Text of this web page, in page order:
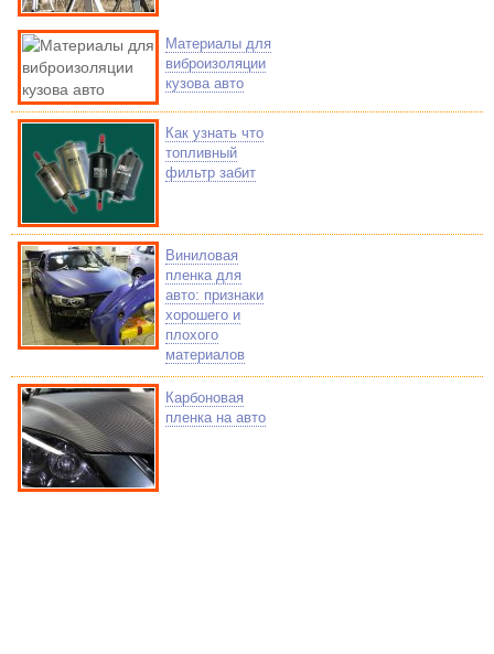
Материалы для
виброизоляции
кузова авто
Как узнать что
топливный
фильтр забит
Виниловая
пленка для
авто: признаки
хорошего и
плохого
материалов
Карбоновая
пленка на авто